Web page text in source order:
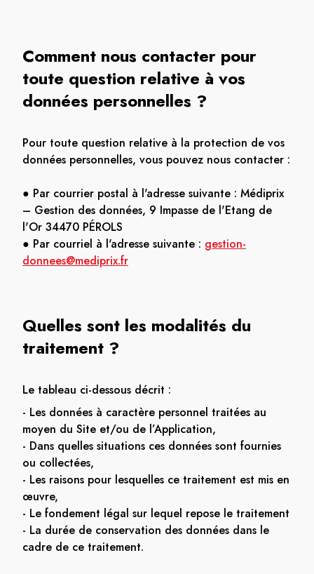
Comment nous contacter pour
toute question relative à vos
données personnelles ?
Pour toute question relative à la protection de vos
données personnelles, vous pouvez nous contacter :
● Par courrier postal à l'adresse suivante : Médiprix
– Gestion des données, 9 Impasse de l'Etang de
l'Or 34470 PÉROLS
● Par courriel à l'adresse suivante : gestion-
donnees@mediprix.fr
Quelles sont les modalités du
traitement ?
Le tableau ci-dessous décrit :
- Les données à caractère personnel traitées au
moyen du Site et/ou de l’Application,
- Dans quelles situations ces données sont fournies
ou collectées,
- Les raisons pour lesquelles ce traitement est mis en
œuvre,
- Le fondement légal sur lequel repose le traitement
- La durée de conservation des données dans le
cadre de ce traitement.